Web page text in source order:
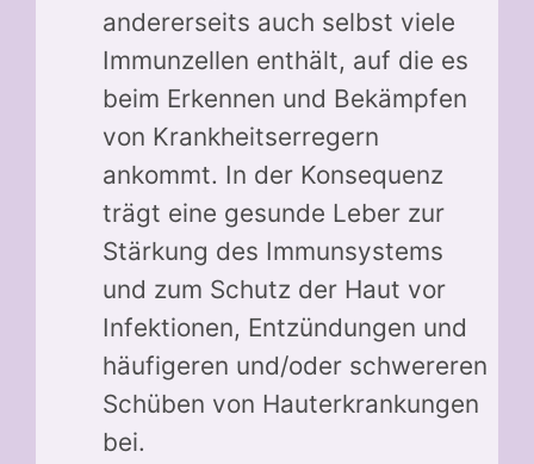
andererseits auch selbst viele
Immunzellen enthält, auf die es
beim Erkennen und Bekämpfen
von Krankheitserregern
ankommt. In der Konsequenz
trägt eine gesunde Leber zur
Stärkung des Immunsystems
und zum Schutz der Haut vor
Infektionen, Entzündungen und
häufigeren und/oder schwereren
Schüben von Hauterkrankungen
bei.